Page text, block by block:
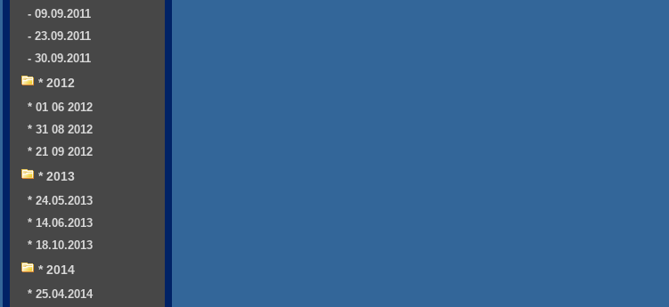
- 09.09.2011
- 23.09.2011
- 30.09.2011
* 2012
* 01 06 2012
* 31 08 2012
* 21 09 2012
* 2013
* 24.05.2013
* 14.06.2013
* 18.10.2013
* 2014
* 25.04.2014